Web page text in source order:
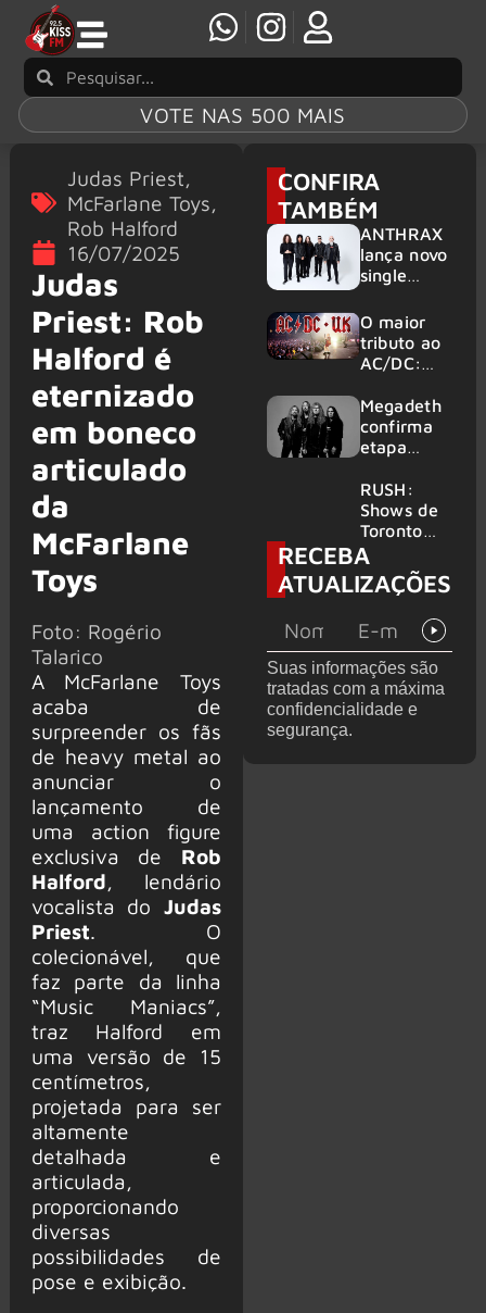
VOTE NAS 500 MAIS
Judas Priest,
McFarlane Toys,
Rob Halford
16/07/2025
Judas
Priest: Rob
Halford é
eternizado
em boneco
articulado
da
McFarlane
Toys
Foto: Rogério
Talarico
A McFarlane Toys
acaba de
surpreender os fãs
de heavy metal ao
anunciar o
lançamento de
uma action figure
exclusiva de Rob
Halford, lendário
vocalista do Judas
Priest. O
colecionável, que
faz parte da linha
“Music Maniacs”,
traz Halford em
uma versão de 15
centímetros,
projetada para ser
altamente
detalhada e
articulada,
proporcionando
diversas
possibilidades de
pose e exibição.
CONFIRA
TAMBÉM
ANTHRAX
lança novo
single
’s Got A
Plan’
O maior
tributo ao
AC/DC:
traz ao
Brasil um
repertório
atravessa
gerações
Megadeth
confirma
etapa
da turnê
de
despedida
para 2027
RUSH:
Shows de
Toronto
serão
filmados
para
filme
RECEBA
ATUALIZAÇÕES
Suas informações são
tratadas com a máxima
confidencialidade e
segurança.